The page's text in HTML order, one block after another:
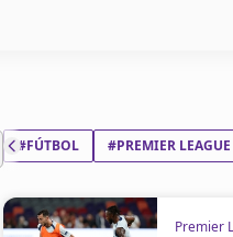
#FÚTBOL #PREMIER LEAGUE
Premier